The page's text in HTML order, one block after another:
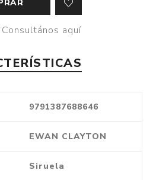
aquí
9791387688646
EWAN CLAYTON
Siruela